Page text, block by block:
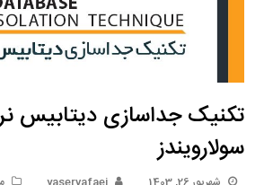
تکنیک جداسازی دیتابیس
سولارویندز